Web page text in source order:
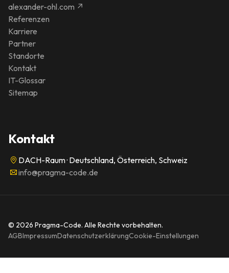
alexander-ohl.com ↗
Referenzen
Karriere
Partner
Standorte
Kontakt
IT-Glossar
Sitemap
Kontakt
DACH-Raum · Deutschland, Österreich, Schweiz
info@pragma-code.de
© 2026 Pragma-Code. Alle Rechte vorbehalten.
AGBImpressumDatenschutzerklärungCookie-Einstellungen